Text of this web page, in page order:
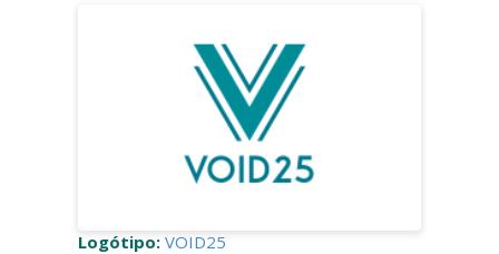
Logótipo: VOID25